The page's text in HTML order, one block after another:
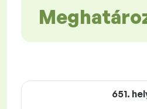
651.